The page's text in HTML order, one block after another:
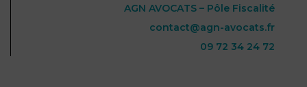
AGN AVOCATS – Pôle Fiscalité
contact@agn-avocats.fr
09 72 34 24 72